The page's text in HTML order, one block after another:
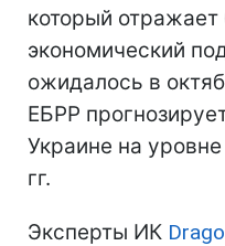
который
экономический
ожидалось в
ЕБРР
Украине на
гг.
Эксперты ИК